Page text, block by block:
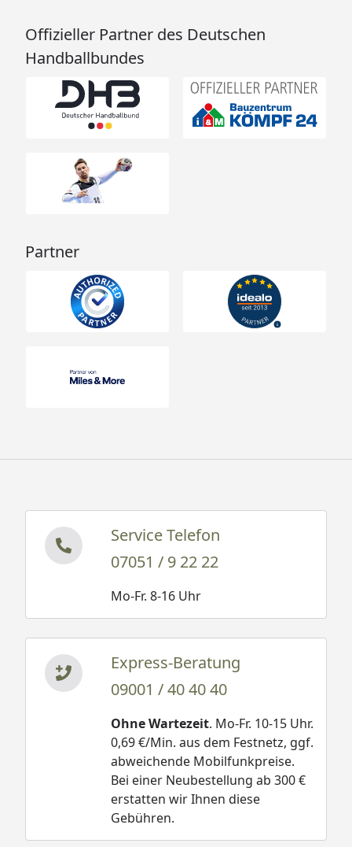
Offizieller Partner des Deutschen
Handballbundes
Partner
Service Telefon
07051 / 9 22 22
Mo-Fr. 8-16 Uhr
Express-Beratung
09001 / 40 40 40
Ohne Wartezeit. Mo-Fr. 10-15 Uhr.
0,69 €/Min. aus dem Festnetz, ggf.
abweichende Mobilfunkpreise.
Bei einer Neubestellung ab 300 €
erstatten wir Ihnen diese
Gebühren.